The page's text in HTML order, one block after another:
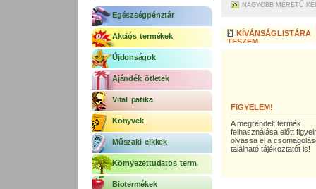
Egészségpénztár
Akciós termékek
Újdonságok
Ajándék ötletek
Vital patika
Könyvek
Műszaki cikkek
Környezettudatos term.
Biotermékek
NAGYOBB MÉRETŰ
KÍVÁNSÁGLISTÁRA
TESZEM
FIGYELEM!
A megrendelt termék
felhasználása előtt
olvassa el a
található tájékoztatót is!